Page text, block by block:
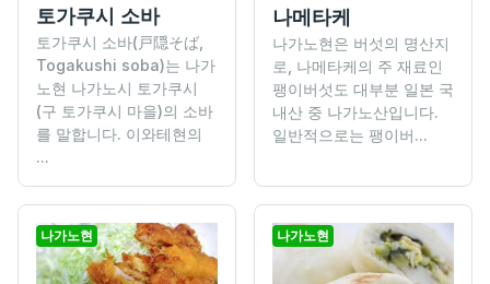
토가쿠시 소바
토가쿠시 소바(戸隠そば,
Togakushi soba)는 나가
노현 나가노시 토가쿠시
(구 토가쿠시 마을)의 소바
를 말합니다. 이와테현의
...
나메타케
나가노현은 버섯의 명산지
로, 나메타케의 주 재료인
팽이버섯도 대부분 일본 국
내산 중 나가노산입니다.
일반적으로는 팽이버...
나가노현 나가노현